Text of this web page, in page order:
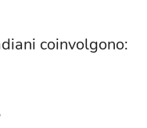
coinvolgono: